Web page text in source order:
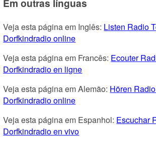
Em outras línguas
Veja esta página em Inglês: Listen Radio
Dorfkindradio online
Veja esta página em Francês: Ecouter
Dorfkindradio en ligne
Veja esta página em Alemão: Hören
Dorfkindradio online
Veja esta página em Espanhol: Escuchar
Dorfkindradio en vivo